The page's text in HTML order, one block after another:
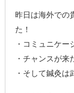
昨日は海外での
た！
・コミュニケー
・チャンスが
・そして鍼灸は